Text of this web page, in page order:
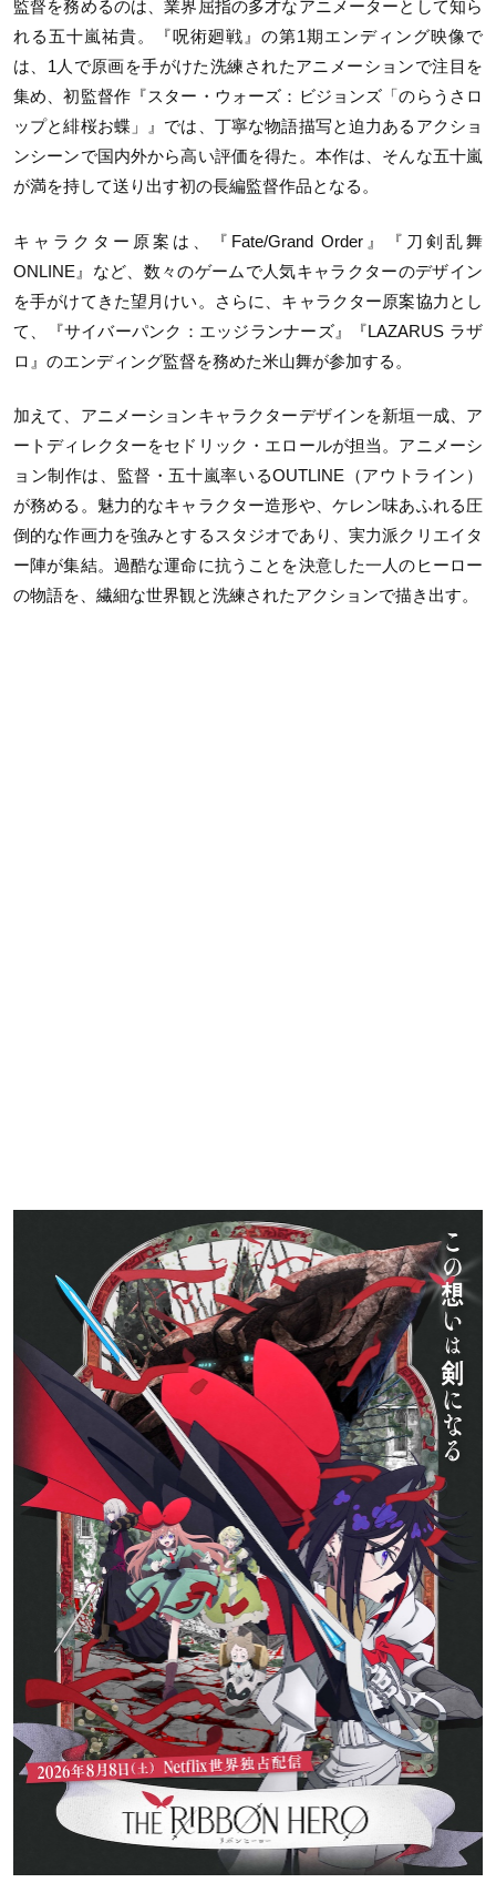
監督を務めるのは、業界屈指の多才なアニメーターとして知ら
れる五十嵐祐貴。『呪術廻戦』の第1期エンディング映像で
は、1人で原画を手がけた洗練されたアニメーションで注目を
集め、初監督作『スター・ウォーズ：ビジョンズ「のらうさロ
ップと緋桜お蝶」』では、丁寧な物語描写と迫力あるアクショ
ンシーンで国内外から高い評価を得た。本作は、そんな五十嵐
が満を持して送り出す初の長編監督作品となる。
キャラクター原案は、『Fate/Grand Order』『刀剣乱舞
ONLINE』など、数々のゲームで人気キャラクターのデザイン
を手がけてきた望月けい。さらに、キャラクター原案協力とし
て、『サイバーパンク：エッジランナーズ』『LAZARUS ラザ
ロ』のエンディング監督を務めた米山舞が参加する。
加えて、アニメーションキャラクターデザインを新垣一成、ア
ートディレクターをセドリック・エロールが担当。アニメーシ
ョン制作は、監督・五十嵐率いるOUTLINE（アウトライン）
が務める。魅力的なキャラクター造形や、ケレン味あふれる圧
倒的な作画力を強みとするスタジオであり、実力派クリエイタ
ー陣が集結。過酷な運命に抗うことを決意した一人のヒーロー
の物語を、繊細な世界観と洗練されたアクションで描き出す。